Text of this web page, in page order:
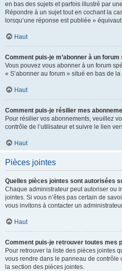
en bas des sujets et parfois illustré par
Répondre à un sujet tout en cochant la
lorsqu’une réponse est publiée »
Haut
Comment puis-je m’abonner à un forum
Vous pouvez vous abonner à un forum
« S’abonner au forum » situé en bas de
Haut
Comment puis-je résilier mes
Pour résilier vos abonnements, veuillez
contrôle de l’utilisateur et suivre le lien
Haut
Pièces jointes
Quelles pièces jointes sont autorisées
Chaque administrateur peut autoriser ou
jointes. Si vous n’êtes pas certain de
vous invitons à contacter un
Haut
Comment puis-je retrouver toutes mes
Pour retrouver la liste des pièces jointes
vous rendre dans le panneau de contrôle
la section des pièces jointes.